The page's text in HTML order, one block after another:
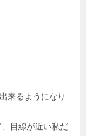
来るようになり
目線が近い私だ